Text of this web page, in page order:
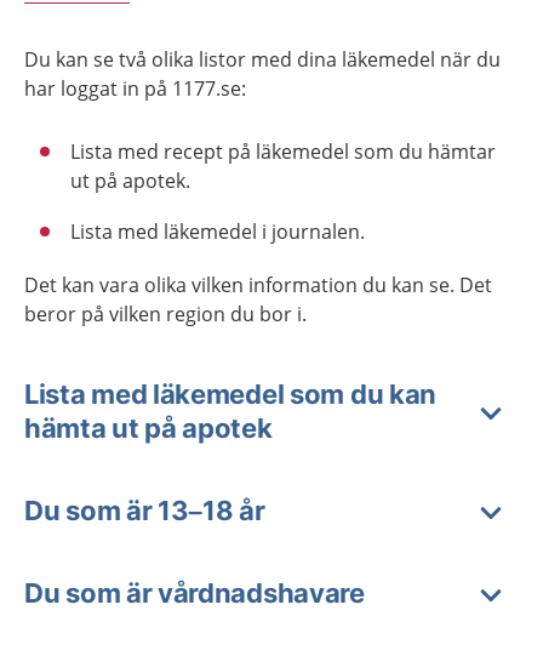
Du kan se två olika listor med dina läkemedel när du
har loggat in på 1177.se:
Lista med recept på läkemedel som du hämtar
ut på apotek.
Lista med läkemedel i journalen.
Det kan vara olika vilken information du kan se. Det
beror på vilken region du bor i.
Lista med läkemedel som du kan
hämta ut på apotek
Du som är 13–18 år
Du som är vårdnadshavare